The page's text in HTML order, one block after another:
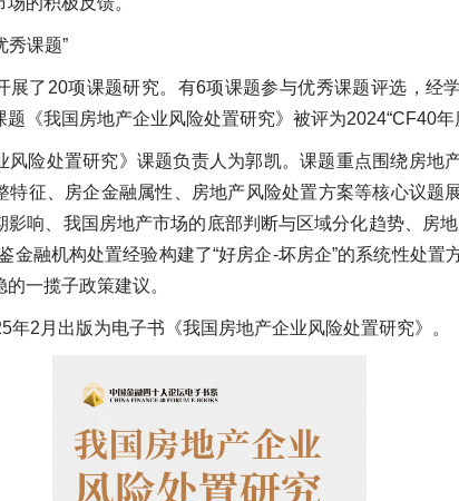
秀课题”
展了20项课题研究。有6项课题参与优秀课题评选，经
《我国房地产企业风险处置研究》被评为2024“CF40年
风险处置研究》课题负责人为郭凯。课题重点围绕房地
特征、房企金融属性、房地产风险处置方案等核心议题
影响、我国房地产市场的底部判断与区域分化趋势、房
金融机构处置经验构建了“好房企-坏房企”的系统性处置
一揽子政策建议。
年2月出版为电子书《我国房地产企业风险处置研究》。